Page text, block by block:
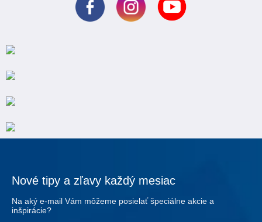
Nové tipy a zľavy každý mesiac
Na aký e-mail Vám môžeme posielať špeciálne akcie a
inšpirácie?